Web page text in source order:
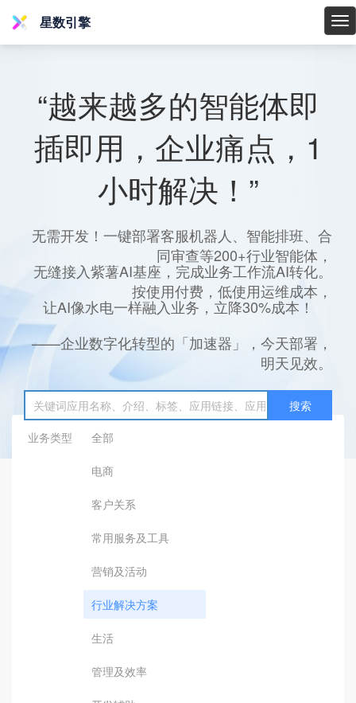
星
星数引擎
“越来越多的智能体即
插即用，企业痛点，1
小时解决！”
无需开发！一键部署客服机器人、智能排班、合
同审查等200+行业智能体，
无缝接入紫薯AI基座，完成业务工作流AI转化。
按使用付费，低使用运维成本，
让AI像水电一样融入业务，立降30%成本！
——企业数字化转型的「加速器」，今天部署，
明天见效。
搜索
业务类型
全部
电商
客户关系
常用服务及工具
营销及活动
行业解决方案
生活
管理及效率